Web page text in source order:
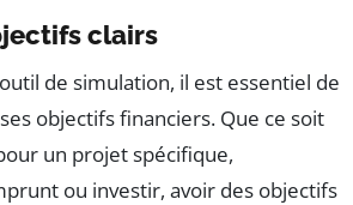
clairs
de simulation, il est essentiel de
objectifs financiers. Que ce soit
un projet spécifique,
ou investir, avoir des objectifs